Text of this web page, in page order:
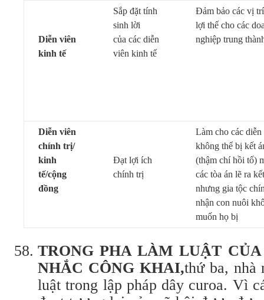
Diễn viên
kinh tế
Sắp đặt tính
sinh lời
của các diễn
viên kinh tế
Đảm bảo các vị
lợi thế cho các
nghiệp trung
Diễn viên
chính trị/
kinh
tế/cộng
đồng
Đạt lợi ích
chính trị
Làm cho các diễn
không thể bị kết
(thậm chí hồi tố)
các tòa án lẽ ra
nhưng gia tộc
nhận con nuôi
muốn họ bị
TRONG PHA LÀM LUẬT
NHẮC CÔNG KHAI,thứ ba, nhà
luật trong lập pháp dây curoa. Vì